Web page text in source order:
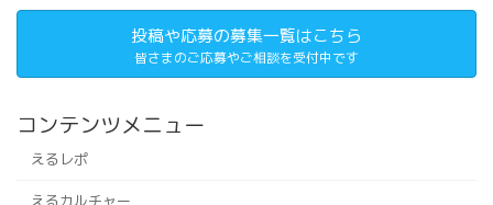
投稿や応募の募集一覧はこちら
皆さまのご応募やご相談を受付中です
コンテンツメニュー
えるレポ
えるカルチャー